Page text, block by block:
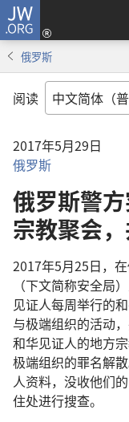
JW.ORG
俄罗斯
阅读
2017年5月29日
俄罗斯
俄罗斯警
宗教聚会
2017年5月25日，
（下文简称安全局
见证人每周举行的
与极端组织的活动
和华见证人的地方
极端组织的罪名解
人资料，没收他们
住处进行搜查。